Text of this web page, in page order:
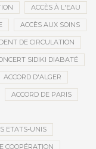
ACCÈS À L'EAU
ACCÈS AUX SOINS
DE CIRCULATION
SIDIKI DIABATÉ
ACCORD D'ALGER
ACCORD DE PARIS
ETATS-UNIS
COOPÉRATION